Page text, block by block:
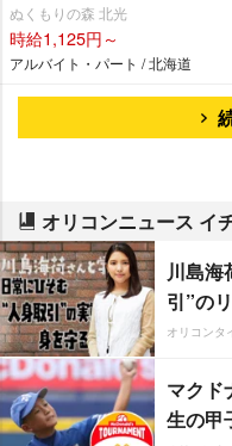
ぬくもりの森 北光
時給1,125円～
アルバイト・パート / 北海道
オリコンニュース イ
川島海
引”の
オリコンタ
マクド
生の甲